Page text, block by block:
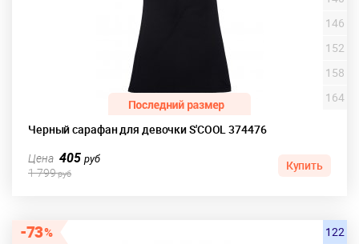
Черный сарафан для девочки S'COOL 374476
146
152
158
164
Цена 405руб
1 799руб
Купить
73
122